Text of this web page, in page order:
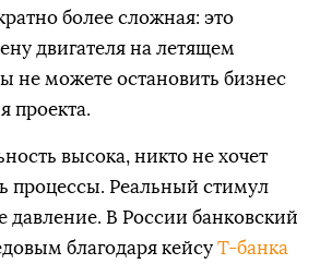
более сложная: это
двигателя на летящем
не можете остановить бизнес
проекта.
высока, никто не хочет
процессы. Реальный стимул
давление. В России банковский
благодаря кейсуТ-банка